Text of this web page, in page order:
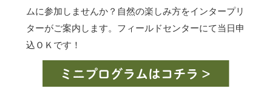
ムに参加しませんか？自然の楽しみ方をインタープリ
ターがご案内します。フィールドセンターにて当日申
込ＯＫです！